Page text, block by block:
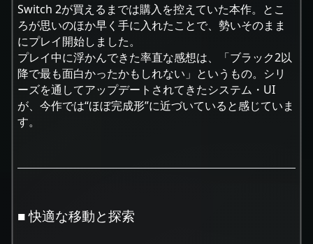
Switch 2が買えるまでは購入を控えていた本作。とこ
ろが思いのほか早く手に入れたことで、勢いそのまま
にプレイ開始しました。
プレイ中に浮かんできた率直な感想は、「ブラック2以
降で最も面白かったかもしれない」というもの。シリ
ーズを通してアップデートされてきたシステム・UI
が、今作では“ほぼ完成形”に近づいていると感じていま
す。
■ 快適な移動と探索